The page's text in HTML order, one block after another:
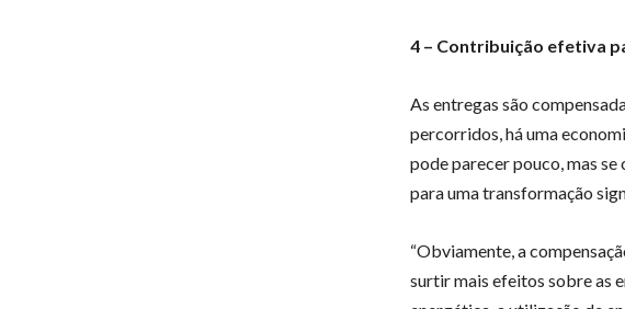
4 – Contribuição efetiva
As entregas são
percorridos, há uma
pode parecer pouco, mas
para uma transformação
“Obviamente, a
surtir mais efeitos sobre as